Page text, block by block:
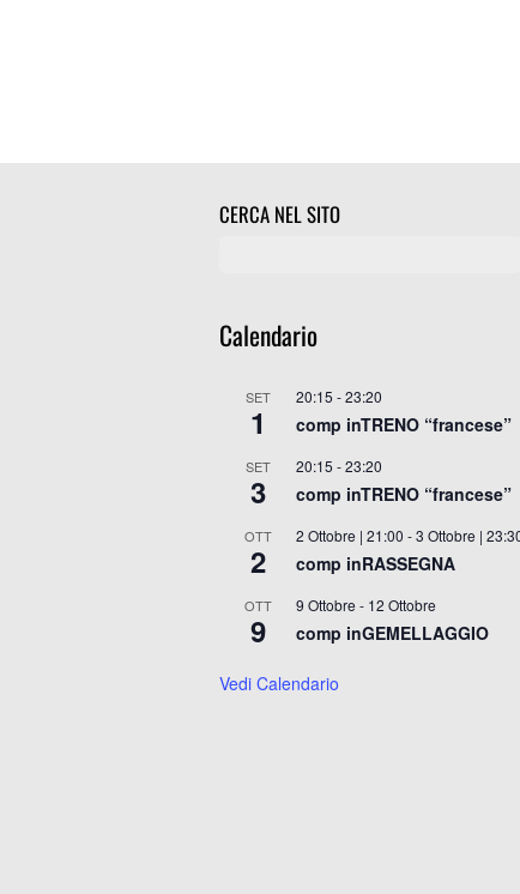
CERCA NEL SITO
Calendario
SET
1
20:15 -23:20
comp inTRENO “francese”
SET
3
20:15 -23:20
comp inTRENO “francese”
OTT
2
2 Ottobre | 21:00 -3 Ottobre |
comp inRASSEGNA
OTT
9
9 Ottobre - 12 Ottobre
comp inGEMELLAGGIO
Vedi Calendario